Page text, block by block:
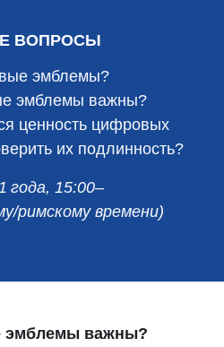
ВОПРОСЫ
эмблемы?
эмблемы важны?
ценность цифровых
их подлинность?
года, 15:00–
римскому времени)
эмблемы важны?